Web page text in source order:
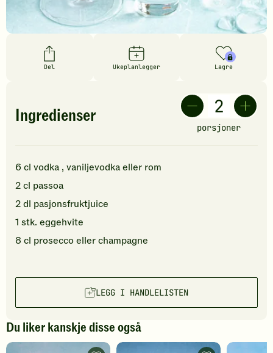
Del Ukeplanlegger Lagre
Ingredienser
porsjoner
6 cl vodka , vaniljevodka eller rom
2cl passoa
2dl pasjonsfruktjuice
1 stk. eggehvite
8 cl proseccoeller champagne
LEGG I HANDLELISTEN
Du liker kanskje disse også